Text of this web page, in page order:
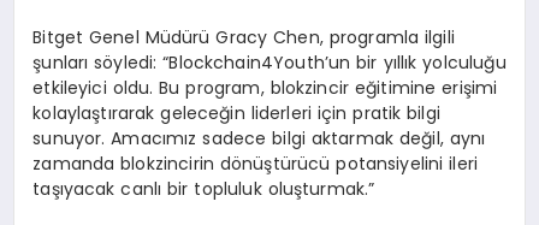
Bitget Genel Müdürü Gracy Chen, programla ilgili
şunları söyledi: “Blockchain4Youth’un bir yıllık yolculuğu
etkileyici oldu. Bu program, blokzincir eğitimine erişimi
kolaylaştırarak geleceğin liderleri için pratik bilgi
sunuyor. Amacımız sadece bilgi aktarmak değil, aynı
zamanda blokzincirin dönüştürücü potansiyelini ileri
taşıyacak canlı bir topluluk oluşturmak.”